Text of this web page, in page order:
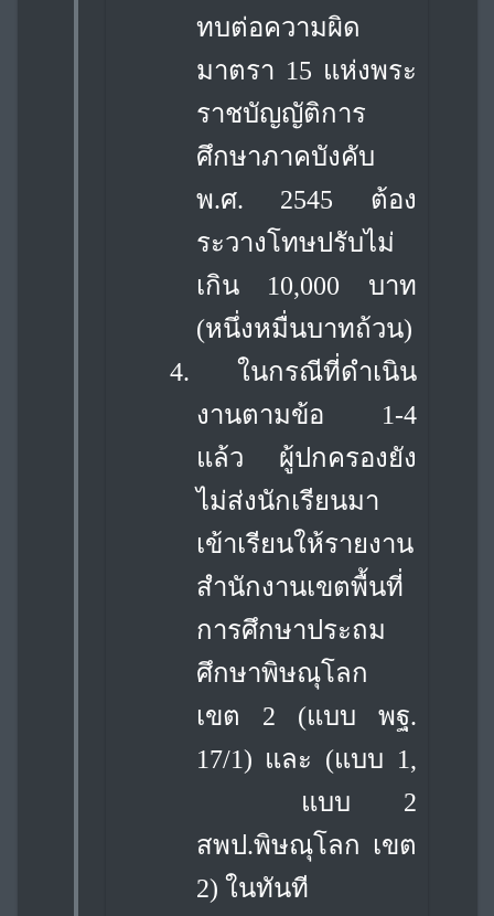
ทบต่อความผิด
มาตรา 15 แห่งพระ
ราชบัญญัติการ
ศึกษาภาคบังคับ
พ.ศ. 2545 ต้อง
ระวางโทษปรับไม่
เกิน 10,000 บาท
(หนึ่งหมื่นบาทถ้วน)
4.
ในกรณีที่ดำเนิน
งานตามข้อ 1-4
แล้ว ผู้ปกครองยัง
ไม่ส่งนักเรียนมา
เข้าเรียนให้รายงาน
สำนักงานเขตพื้นที่
การศึกษาประถม
ศึกษาพิษณุโลก
เขต 2 (แบบ พฐ.
17/1) และ (แบบ 1,
แบบ 2
สพป.พิษณุโลก เขต
2) ในทันที